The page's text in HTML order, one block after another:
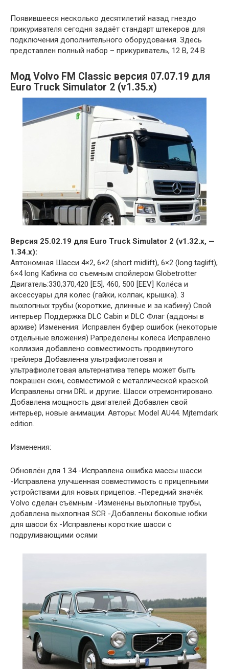
Появившееся несколько десятилетий назад гнездо
прикуривателя сегодня задаёт стандарт штекеров для
подключения дополнительного оборудования. Здесь
представлен полный набор – прикуриватель, 12 В, 24 В
Мод Volvo FM Classic версия 07.07.19 для
Euro Truck Simulator 2 (v1.35.x)
Версия 25.02.19 для Euro Truck Simulator 2 (v1.32.x, —
1.34.x):
Автономная Шасси 4×2, 6×2 (short midlift), 6×2 (long taglift),
6×4 long Кабина со съемным спойлером Globetrotter
Двигатель:330,370,420 [E5], 460, 500 [EEV] Колёса и
аксессуары для колес (гайки, колпак, крышка). 3
выхлопных трубы (короткие, длинные и за кабину) Свой
интерьер Поддержка DLC Cabin и DLC Флаг (аддоны в
архиве) Изменения: Исправлен буфер ошибок (некоторые
отдельные вложения) Рапределены колёса Исправлено
коллизия добавлено совместимость продвинутого
трейлера Добавленна ультрафиолетовая и
ультрафиолетовая альтернатива теперь может быть
покрашен скин, совместимой с металлической краской.
Исправлены огни DRL и другие. Шасси отремонтировано.
Добавлена мощность двигателей Добавлен свой
интерьер, новые анимации. Авторы: Model AU44. Mjtemdark
edition.
Изменения:
Обновлён для 1.34 -Исправлена ошибка массы шасси
-Исправлена улучшенная совместимость с прицепными
устройствами для новых прицепов. -Передний значёк
Volvo сделан съёмным -Изменены выхлопные трубы,
добавлена выхлопная SCR -Добавлены боковые юбки
для шасси 6x -Исправлены короткие шасси с
подруливающими осями